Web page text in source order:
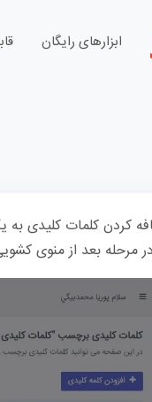
ابزارهای رایگان
کردن کلمات کلیدی
مرحله بعد از منوی